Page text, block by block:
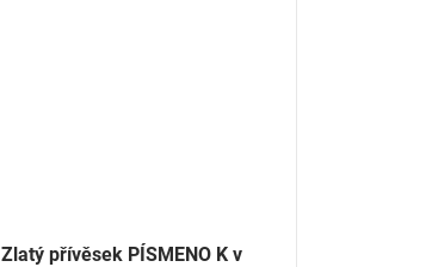
Zlatý přívěsek PÍSMENO K v